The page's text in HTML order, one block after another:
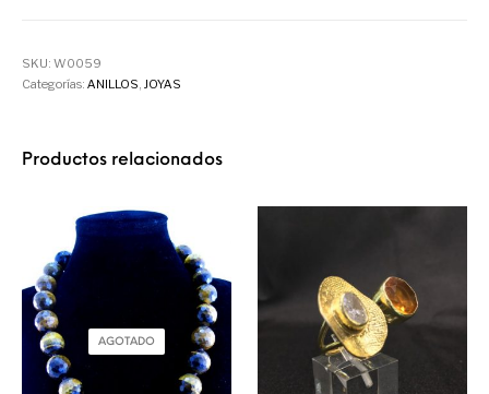
SKU:W0059
Categorías:ANILLOS,JOYAS
Productos relacionados
AGOTADO